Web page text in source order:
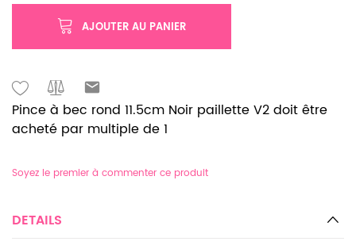
AJOUTER AU PANIER
Pince à bec rond 11.5cm Noir paillette V2 doit être
acheté par multiple de 1
Soyez le premier à commenter ce produit
DETAILS